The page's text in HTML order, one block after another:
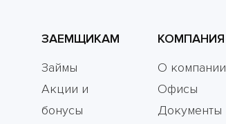
ЗАЕМЩИКАМ
Займы
Акции и
бонусы
КОМПАНИЯ
О компании
Офисы
Документы